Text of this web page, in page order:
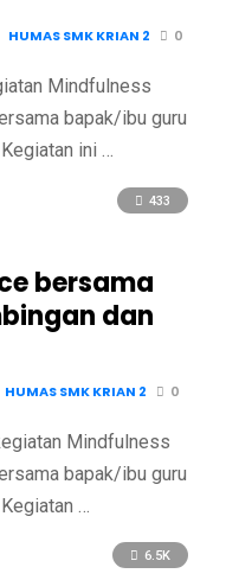
HUMAS SMK KRIAN 2 0
Mindfulness
bapak/ibu guru
ini …
433
bersama
dan
HUMAS SMK KRIAN 2 0
Mindfulness
bapak/ibu guru
…
6.5K